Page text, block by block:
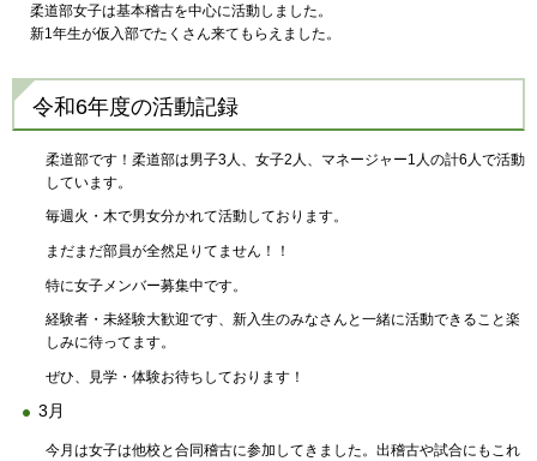
柔道部女子は基本稽古を中心に活動しました。
新1年生が仮入部でたくさん来てもらえました。
令和6年度の活動記録
柔道部です！柔道部は男子3人、女子2人、マネージャー1人の計6人で活動
しています。
毎週火・木で男女分かれて活動しております。
まだまだ部員が全然足りてません！！
特に女子メンバー募集中です。
経験者・未経験大歓迎です、新入生のみなさんと一緒に活動できること楽
しみに待ってます。
ぜひ、見学・体験お待ちしております！
3月
今月は女子は他校と合同稽古に参加してきました。出稽古や試合にもこれ